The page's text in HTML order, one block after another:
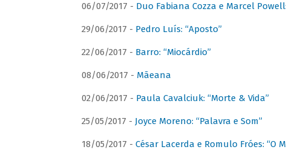
06/07/2017 - Duo Fabiana Cozza e Marcel
29/06/2017 - Pedro Luís: “Aposto”
22/06/2017 - Barro: “Miocárdio”
08/06/2017 - Mãeana
02/06/2017 - Paula Cavalciuk: “Morte & Vida”
25/05/2017 - Joyce Moreno: “Palavra e Som”
18/05/2017 - César Lacerda e Romulo Fróes: “O